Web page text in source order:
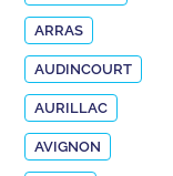
ARRAS
AUDINCOURT
AURILLAC
AVIGNON